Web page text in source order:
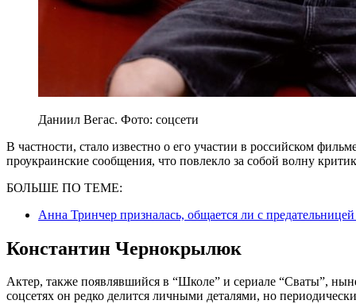
Даниил Вегас. Фото: соцсети
В частности, стало известно о его участии в российском
проукраинские сообщения, что повлекло за собой волну
БОЛЬШЕ ПО ТЕМЕ:
Анна Тринчер призналась, общается ли с
Константин Чернокрылюк
Актер, также появлявшийся в “Школе” и сериале “Сваты”,
соцсетях он редко делится личными деталями, но